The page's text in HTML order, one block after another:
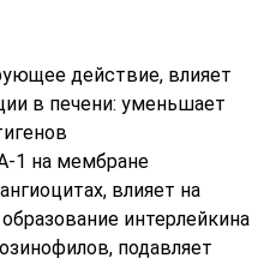
действие, влияет
в печени: уменьшает
1 на мембране
влияет на
интерлейкина
подавляет